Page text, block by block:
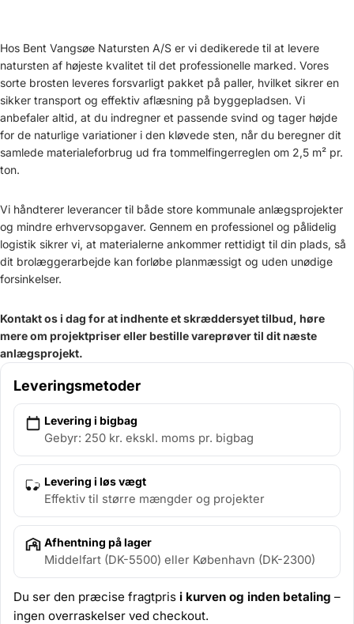
Hos Bent Vangsøe Natursten A/S er vi dedikerede til at levere
natursten af højeste kvalitet til det professionelle marked. Vores
sorte brosten leveres forsvarligt pakket på paller, hvilket sikrer en
sikker transport og effektiv aflæsning på byggepladsen. Vi
anbefaler altid, at du indregner et passende svind og tager højde
for de naturlige variationer i den kløvede sten, når du beregner dit
samlede materialeforbrug ud fra tommelfingerreglen om 2,5 m² pr.
ton.
Vi håndterer leverancer til både store kommunale anlægsprojekter
og mindre erhvervsopgaver. Gennem en professionel og pålidelig
logistik sikrer vi, at materialerne ankommer rettidigt til din plads, så
dit brolæggerarbejde kan forløbe planmæssigt og uden unødige
forsinkelser.
Kontakt os i dag for at indhente et skræddersyet tilbud, høre
mere om projektpriser eller bestille vareprøver til dit næste
anlægsprojekt.
Leveringsmetoder
Levering i bigbag
Gebyr: 250 kr. ekskl. moms pr. bigbag
Levering i løs vægt
Effektiv til større mængder og projekter
Afhentning på lager
Middelfart (DK-5500) eller København (DK-2300)
Du ser den præcise fragtpris i kurven og inden betaling –
ingen overraskelser ved checkout.